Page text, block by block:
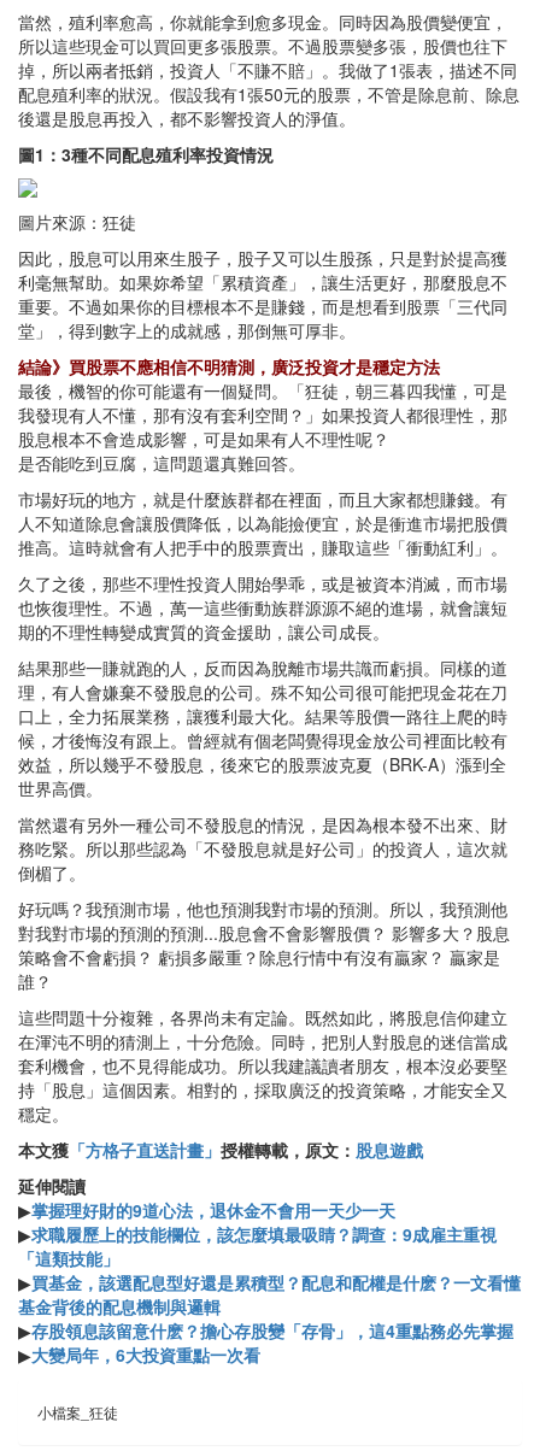
當然，殖利率愈高，你就能拿到愈多現金。同時因為股價變便宜，
所以這些現金可以買回更多張股票。不過股票變多張，股價也往下
掉，所以兩者抵銷，投資人「不賺不賠」。我做了1張表，描述不同
配息殖利率的狀況。假設我有1張50元的股票，不管是除息前、除息
後還是股息再投入，都不影響投資人的淨值。
圖1：3種不同配息殖利率投資情況
圖片來源：狂徒
因此，股息可以用來生股子，股子又可以生股孫，只是對於提高獲
利毫無幫助。如果妳希望「累積資產」，讓生活更好，那麼股息不
重要。不過如果你的目標根本不是賺錢，而是想看到股票「三代同
堂」，得到數字上的成就感，那倒無可厚非。
結論》買股票不應相信不明猜測，廣泛投資才是穩定方法
最後，機智的你可能還有一個疑問。「狂徒，朝三暮四我懂，可是
我發現有人不懂，那有沒有套利空間？」如果投資人都很理性，那
股息根本不會造成影響，可是如果有人不理性呢？
是否能吃到豆腐，這問題還真難回答。
市場好玩的地方，就是什麼族群都在裡面，而且大家都想賺錢。有
人不知道除息會讓股價降低，以為能撿便宜，於是衝進市場把股價
推高。這時就會有人把手中的股票賣出，賺取這些「衝動紅利」。
久了之後，那些不理性投資人開始學乖，或是被資本消滅，而市場
也恢復理性。不過，萬一這些衝動族群源源不絕的進場，就會讓短
期的不理性轉變成實質的資金援助，讓公司成長。
結果那些一賺就跑的人，反而因為脫離市場共識而虧損。同樣的道
理，有人會嫌棄不發股息的公司。殊不知公司很可能把現金花在刀
口上，全力拓展業務，讓獲利最大化。結果等股價一路往上爬的時
候，才後悔沒有跟上。曾經就有個老闆覺得現金放公司裡面比較有
效益，所以幾乎不發股息，後來它的股票波克夏（BRK-A）漲到全
世界高價。
當然還有另外一種公司不發股息的情況，是因為根本發不出來、財
務吃緊。所以那些認為「不發股息就是好公司」的投資人，這次就
倒楣了。
好玩嗎？我預測市場，他也預測我對市場的預測。所以，我預測他
對我對市場的預測的預測...股息會不會影響股價？ 影響多大？股息
策略會不會虧損？ 虧損多嚴重？除息行情中有沒有贏家？ 贏家是
誰？
這些問題十分複雜，各界尚未有定論。既然如此，將股息信仰建立
在渾沌不明的猜測上，十分危險。同時，把別人對股息的迷信當成
套利機會，也不見得能成功。所以我建議讀者朋友，根本沒必要堅
持「股息」這個因素。相對的，採取廣泛的投資策略，才能安全又
穩定。
本文獲 「方格子直送計畫」 授權轉載，原文： 股息遊戲
延伸閱讀
▶掌握理好財的9道心法，退休金不會用一天少一天
▶求職履歷上的技能欄位，該怎麼填最吸睛？調查：9成雇主重視
「這類技能」
▶買基金，該選配息型好還是累積型？配息和配權是什麽？一文看懂
基金背後的配息機制與邏輯
▶存股領息該留意什麽？擔心存股變「存骨」，這4重點務必先掌握
▶大變局年，6大投資重點一次看
小檔案_狂徒